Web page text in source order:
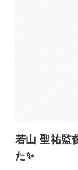
若山 聖祐監
た✨